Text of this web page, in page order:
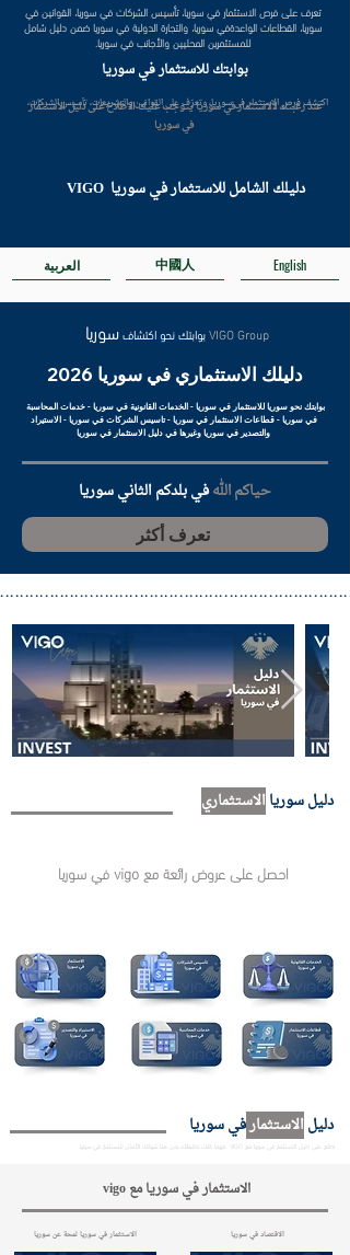
تعرف على فرص الاستثمار في سوريا، تأسيس الشركات في سوريا، القوانين في
سوريا، القطاعات الواعدةفي سوريا، والتجارة الدولية في سوريا ضمن دليل شامل
للمستثمرين المحليين والأجانب في سوريا.
بوابتك للاستثمار في سوريا
القطاعات الواعدة، والتجارة الدولية ضمن دليل شامل للمستثمرين ورواد الأعمال.
عند رغبتك لالاستثمار في سوريا يتوجب عليك الاطلاع على دليل الاستثمار
في سوريا
VIGO دليلك الشامل للاستثمار في سوريا
العربية 中國人 English
VIGO Groupبوابتك نحو اكتشافسوريا
دليلك الاستثماري في سوريا 2026
بوابتك نحو سوريا للاستثمار في سوريا - الخدمات القانونية في سوريا - خدمات المحاسبة
في سوريا - قطاعات الاستثمار في سوريا - تاسيس الشركات في سوريا - الاستيراد
والتصدير في سوريا وغيرها في دليل الاستثمار في سوريا
حياكم اللهفي بلدكم الثاني سوريا
تعرف أكثر
دليل سوريا الاستثماري
احصل على عروض رائعة مع vigo في سوريا
دليل الاستثمارفي سوريا
اطلع على دليل الاستثمار في سوريا مع VIGO مهما كانت تطلعاتك نحن هنا شريكك الأمثل للاستثمار في سوريا
الاستثمار في سوريا مع vigo
الاستثمار في سوريا لمحة عن سوريا